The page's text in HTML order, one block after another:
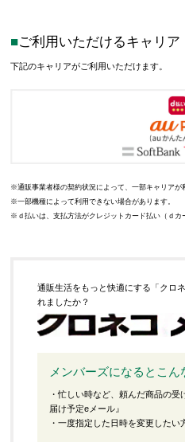
ご利用いただけるキャリア
下記のキャリアがご利用いただけます。
通販事業者様の契約状況によって、一部キャリアが
一部機種によって利用できない場合があります。
ｄ払いは、支払方法がクレジットカード払い（ｄカ
通販生活をもっと快適にする「クロ
れましたか？
メンバーズになるとこん
・忙しい時など、頼んだ商品の
届け予定eメール』
・一度指定した日時を変更したい